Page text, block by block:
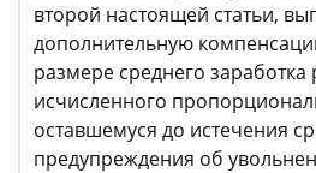
второй настоящей статьи,
дополнительную
размере среднего заработка
исчисленного
оставшемуся до истечения
предупреждения об